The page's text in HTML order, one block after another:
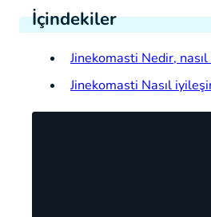
İçindekiler
Jinekomasti Nedir, nasıl
Jinekomasti Nasıl